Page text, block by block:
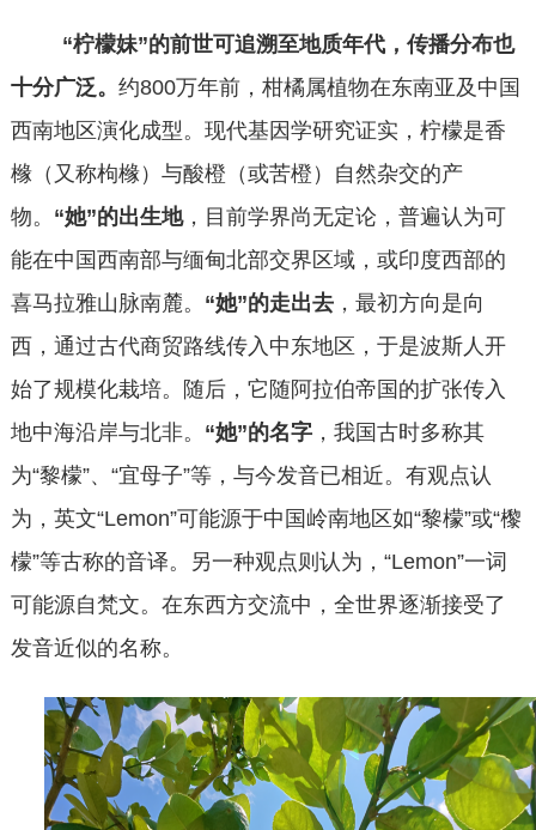
“柠檬妹”的前世可追溯至地质年代， 传播分布也
十分广泛。 约800万年前，柑橘属植物在东南亚及中国
西南地区演化成型‌‌。现代基因学研究证实，柠檬是香
橼（又称枸橼）与酸橙（或苦橙）自然杂交的产
物‌‌。 “她”的出生地，目前学界尚无定论，普遍认为可
能在中国西南部与缅甸北部交界区域，或印度西部的
喜马拉雅山脉南麓。 “她”的走出去，最初方向是‌向
西，通过古代商贸路线传入中东地区，于是波斯人开
始了规模化栽培‌‌。随后，它随阿拉伯帝国的扩张传入
地中海沿岸与北非。 “她”的名字，我国古时多称其
为“黎檬”、“宜母子”等，与今发音已相近‌‌。有观点认
为，英文“Lemon”可能源于中国岭南地区如“黎檬”或“㰀
檬”等古称的音译。‌‌另一种观点则认为，“Lemon”一词
可能源自梵文‌‌。在东西方交流中，全世界逐渐接受了
发音近似的名称‌‌。